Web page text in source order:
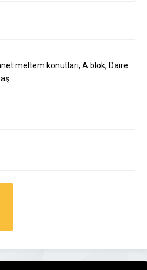
meltem konutları, A blok, Daire: